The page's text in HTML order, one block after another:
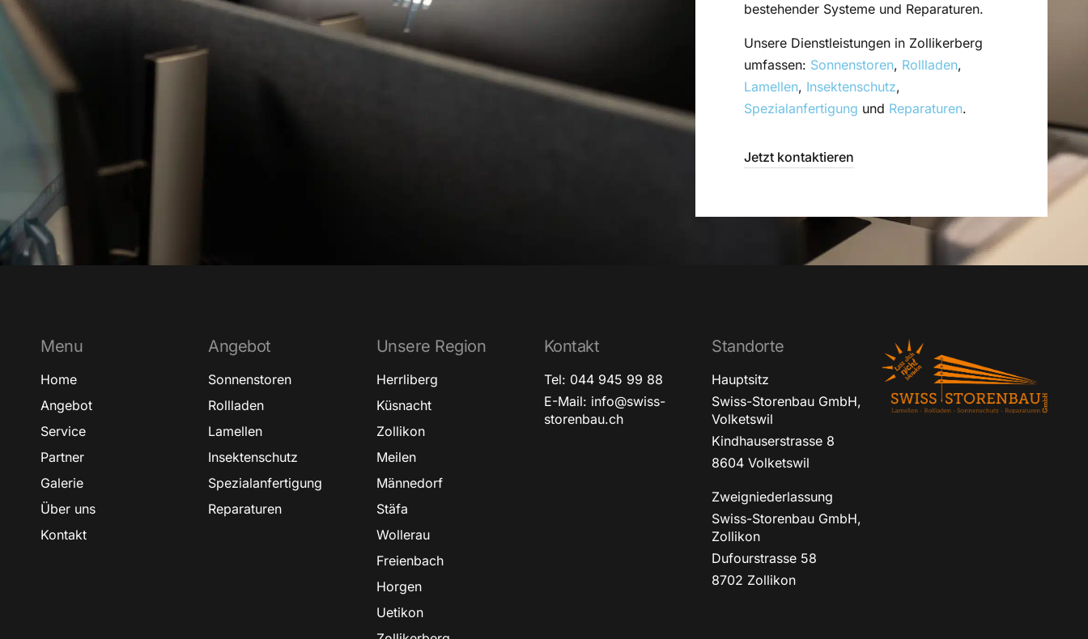
bestehender Systeme und Reparaturen.
Unsere Dienstleistungen in Zollikerberg
umfassen: Sonnenstoren, Rollladen,
Lamellen, Insektenschutz,
Spezialanfertigung und Reparaturen.
Jetzt kontaktieren
Menu
Home
Angebot
Service
Partner
Galerie
Über uns
Kontakt
Angebot
Sonnenstoren
Rollladen
Lamellen
Insektenschutz
Spezialanfertigung
Reparaturen
Unsere Region
Herrliberg
Küsnacht
Zollikon
Meilen
Männedorf
Stäfa
Wollerau
Freienbach
Horgen
Uetikon
Kontakt
Tel: 044 945 99 88
E-Mail: info@swiss-
storenbau.ch
Standorte
Hauptsitz
Swiss-Storenbau GmbH,
Volketswil
Kindhauserstrasse 8
8604 Volketswil
Zweigniederlassung
Swiss-Storenbau GmbH,
Zollikon
Dufourstrasse 58
8702 Zollikon